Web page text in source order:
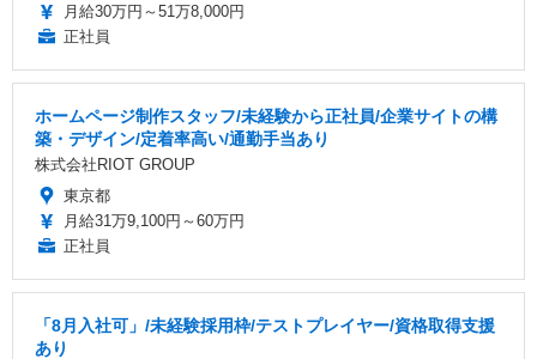
月給30万円～51万8,000円
正社員
ホームページ制作スタッフ/未経験から正社員/企業サイトの構
築・デザイン/定着率高い/通勤手当あり
株式会社RIOT GROUP
東京都
月給31万9,100円～60万円
正社員
「8月入社可」/未経験採用枠/テストプレイヤー/資格取得支援
あり